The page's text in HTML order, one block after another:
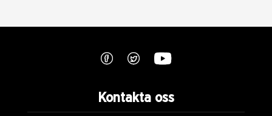
Kontakta oss